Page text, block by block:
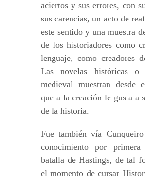
aciertos y sus errores, con
sus carencias, un acto de
este sentido y una muestra
de los historiadores como
lenguaje, como creadores
Las novelas históricas o
medieval muestran desde
que a la creación le gusta a
de la historia.
Fue también vía
conocimiento por
batalla de Hastings, de tal
el momento de cursar